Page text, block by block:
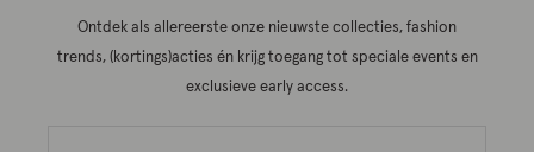
Ontdek als allereerste onze nieuwste collecties, fashion
trends, (kortings)acties én krijg toegang tot speciale events en
exclusieve early access.